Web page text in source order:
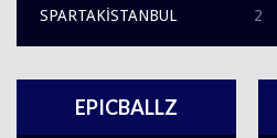
SPARTAKİSTANBUL 2
EPICBALLZ